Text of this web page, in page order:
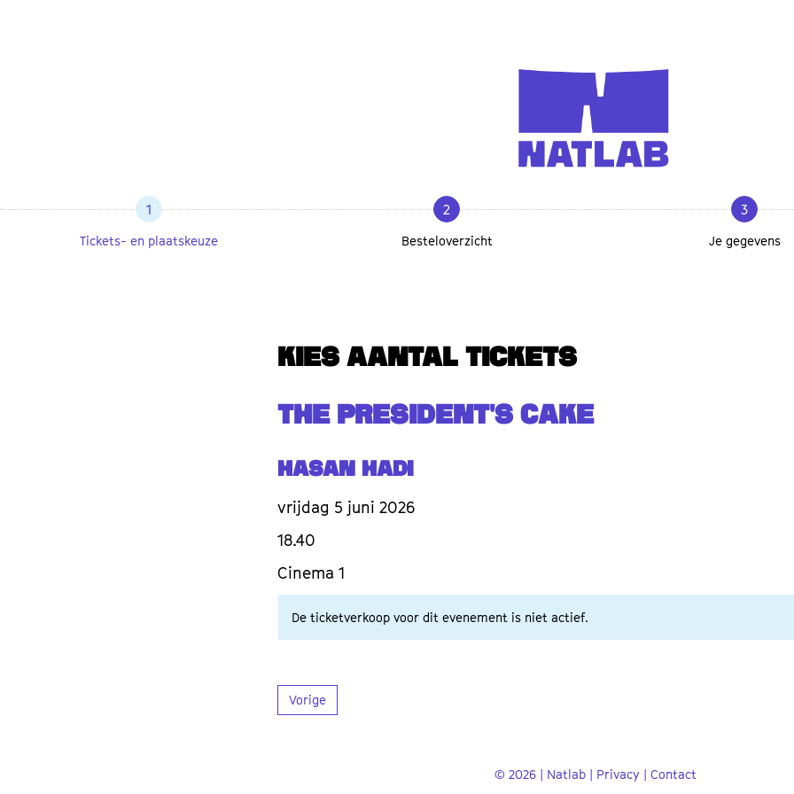
1
Tickets- en plaatskeuze
2
Besteloverzicht
3
Je gegevens
KIES AANTAL TICKETS
THE PRESIDENT'S CAKE
Hasan Hadi
vrijdag 5 juni 2026
18.40
Cinema 1
De ticketverkoop voor dit evenement is niet actief.
Vorige
© 2026 | Natlab | Privacy | Contact